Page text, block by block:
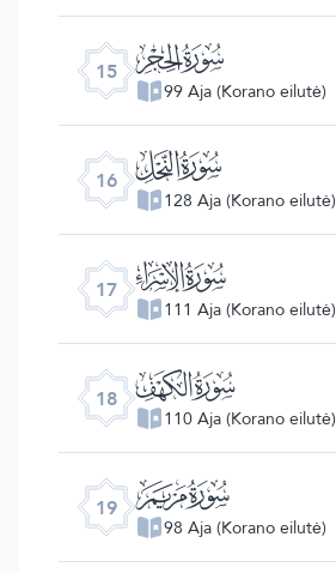
15 ﮛ
99 Aja (Korano eilutė)
16 ﮜ
128 Aja (Korano eilutė)
17 ﮝ
111 Aja (Korano eilutė)
18 ﮞ
110 Aja (Korano eilutė)
19 ﮟ
98 Aja (Korano eilutė)